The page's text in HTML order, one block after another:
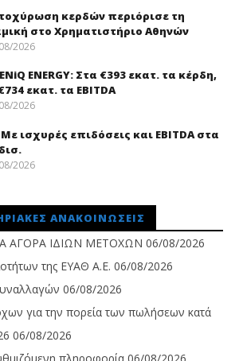
κερδών περιόρισε τη
στο Χρηματιστήριο Αθηνών
2026
ENERGY: Στα €393 εκατ. τα κέρδη,
εκατ. τα EBITDA
2026
ισχυρές επιδόσεις και EBITDA στα
2026
ΑΝΑΚΟΙΝΏΣΕΙΣ
ΑΓΟΡΑ ΙΔΙΩΝ ΜΕΤΟΧΩΝ 06/08/2026
της ΕΥΑΘ Α.Ε. 06/08/2026
06/08/2026
για την πορεία των πωλήσεων κατά
06/08/2026